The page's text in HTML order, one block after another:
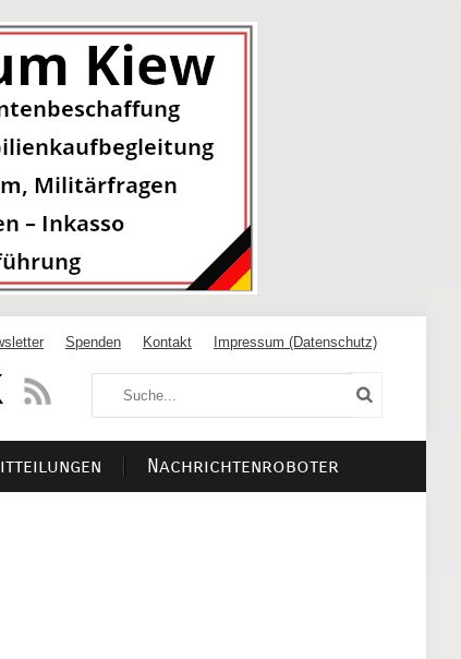
Spenden Kontakt Impressum (Datenschutz)
Nachrichtenroboter